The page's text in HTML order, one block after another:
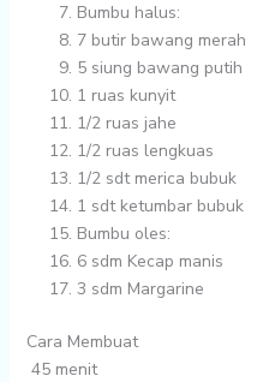
Bumbu halus:
7 butirbawang merah
5 siung bawang putih
1 ruas kunyit
1/2 ruas jahe
1/2 ruas lengkuas
1/2 sdtmerica bubuk
1 sdtketumbar bubuk
Bumbu oles:
6 sdm Kecap manis
3 sdm Margarine
Cara Membuat
45 menit